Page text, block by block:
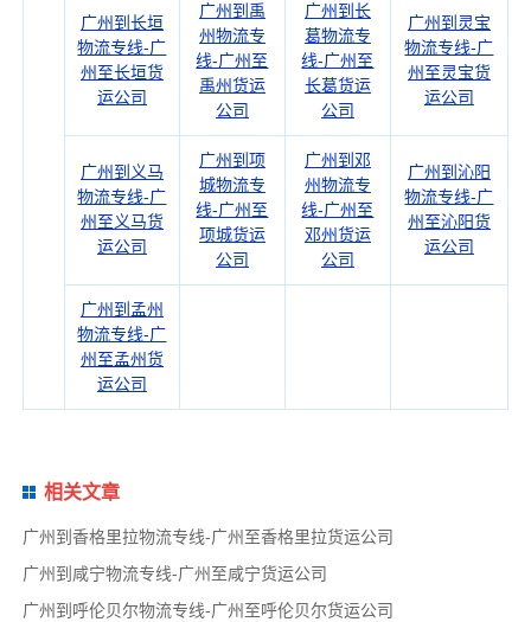
广州到长垣
物流专线-广
州至长垣货
运公司
广州到禹
州物流专
线-广州至
禹州货运
公司
广州到长
葛物流专
线-广州至
长葛货运
公司
广州到灵宝
物流专线-广
州至灵宝货
运公司
广州到义马
物流专线-广
州至义马货
运公司
广州到项
城物流专
线-广州至
项城货运
公司
广州到邓
州物流专
线-广州至
邓州货运
公司
广州到沁阳
物流专线-广
州至沁阳货
运公司
广州到孟州
物流专线-广
州至孟州货
运公司
相关文章
广州到香格里拉物流专线-广州至香格里拉货运公司
广州到咸宁物流专线-广州至咸宁货运公司
广州到呼伦贝尔物流专线-广州至呼伦贝尔货运公司